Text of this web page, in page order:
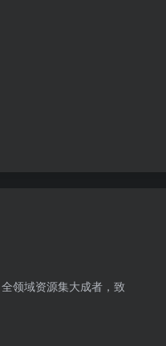
领域资源集大成者，致